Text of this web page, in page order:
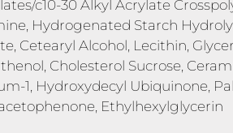
c10-30 Alkyl Acrylate
Hydrogenated Starch
Cetearyl Alcohol, Lecithin,
Cholesterol Sucrose,
1, Hydroxydecyl Ubiquinone,
Ethylhexylglycerin